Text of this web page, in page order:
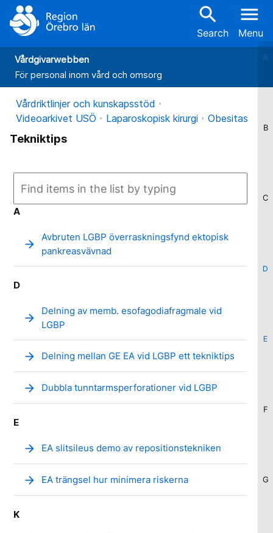
search
Search
menu
Menu
Vårdgivarwebben
För personal inom vård och omsorg
Vårdriktlinjer och kunskapsstöd
Videoarkivet USÖ
Laparoskopisk kirurgi Obesitas
Tekniktips
A
B
C
D
E
F
G
A
arrow_forward
Avbruten LGBP överraskningsfynd ektopisk
pankreasvävnad
D
arrow_forward
Delning av memb. esofagodiafragmale vid
LGBP
arrow_forward Delning mellan GE EA vid LGBP ett tekniktips
arrow_forward Dubbla tunntarmsperforationer vid LGBP
E
arrow_forward EA slitsileus demo av repositionstekniken
arrow_forward EA trängsel hur minimera riskerna
K